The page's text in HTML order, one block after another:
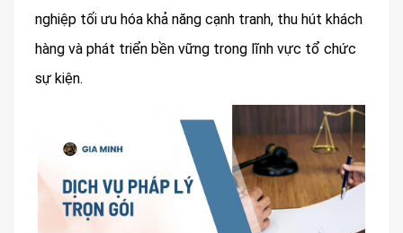
nghiệp tối ưu hóa khả năng cạnh tranh, thu hút khách
hàng và phát triển bền vững trong lĩnh vực tổ chức
sự kiện.